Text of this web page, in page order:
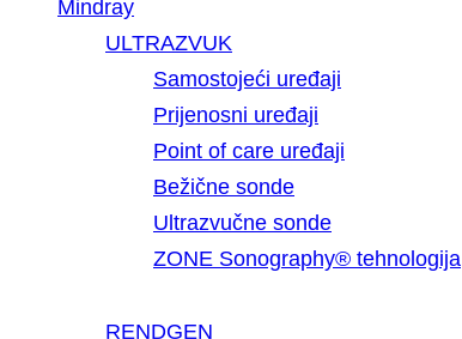
Mindray
ULTRAZVUK
Samostojeći uređaji
Prijenosni uređaji
Point of care uređaji
Bežične sonde
Ultrazvučne sonde
ZONE Sonography® tehnologija
RENDGEN